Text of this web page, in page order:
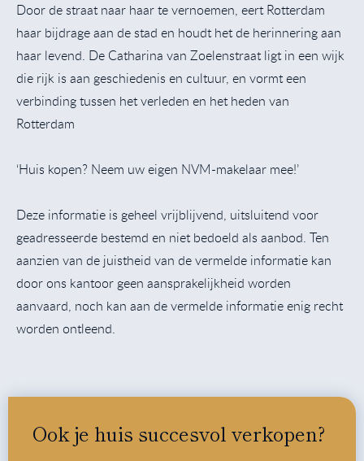
Door de straat naar haar te vernoemen, eert Rotterdam
haar bijdrage aan de stad en houdt het de herinnering aan
haar levend. De Catharina van Zoelenstraat ligt in een wijk
die rijk is aan geschiedenis en cultuur, en vormt een
verbinding tussen het verleden en het heden van
Rotterdam
‘Huis kopen? Neem uw eigen NVM-makelaar mee!’
Deze informatie is geheel vrijblijvend, uitsluitend voor
geadresseerde bestemd en niet bedoeld als aanbod. Ten
aanzien van de juistheid van de vermelde informatie kan
door ons kantoor geen aansprakelijkheid worden
aanvaard, noch kan aan de vermelde informatie enig recht
worden ontleend.
Ook je huis succesvol verkopen?